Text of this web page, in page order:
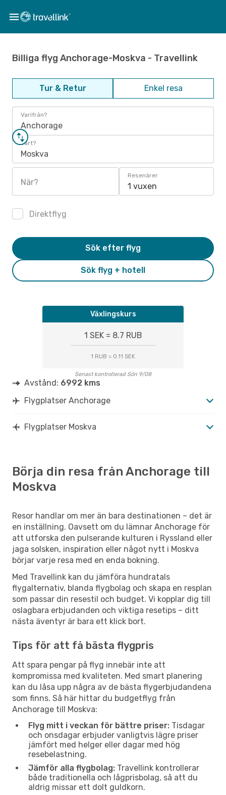
Billiga flyg Anchorage-Moskva - Travellink
Tur & Retur Enkel resa
Varifrån?
Anchorage
Vart?
Moskva
När?
Resenärer
1 vuxen
Direktflyg
Sök flyg + hotell
Sök efter flyg
Växlingskurs
1 SEK = 8.7 RUB
1 RUB = 0.11 SEK
Senast kontrollerad Sön 9/08
Avstånd: 6992 kms
Flygplatser Anchorage
Flygplatser Moskva
Börja din resa från Anchorage till
Moskva
Resor handlar om mer än bara destinationen – det är
en inställning. Oavsett om du lämnar Anchorage för
att utforska den pulserande kulturen i Ryssland eller
jaga solsken, inspiration eller något nytt i Moskva
börjar varje resa med en enda bokning.
Med Travellink kan du jämföra hundratals
flygalternativ, blanda flygbolag och skapa en resplan
som passar din resestil och budget. Vi kopplar dig till
oslagbara erbjudanden och viktiga resetips – ditt
nästa äventyr är bara ett klick bort.
Tips för att få bästa flygpris
Att spara pengar på flyg innebär inte att
kompromissa med kvaliteten. Med smart planering
kan du låsa upp några av de bästa flygerbjudandena
som finns. Så här hittar du budgetflyg från
Anchorage till Moskva:
Flyg mitt i veckan för bättre priser: Tisdagar
och onsdagar erbjuder vanligtvis lägre priser
jämfört med helger eller dagar med hög
resebelastning.
Jämför alla flygbolag: Travellink kontrollerar
både traditionella och lågprisbolag, så att du
aldrig missar ett dolt guldkorn.